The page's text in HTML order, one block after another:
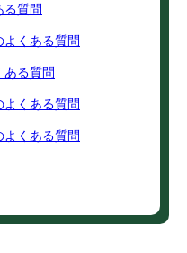
る質問
よくある質問
ある質問
よくある質問
よくある質問